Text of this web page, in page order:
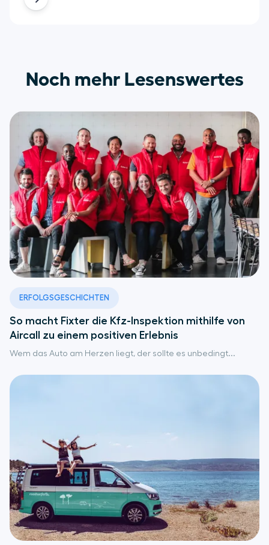
Noch mehr Lesenswertes
ERFOLGSGESCHICHTEN
So macht Fixter die Kfz-Inspektion mithilfe von
Aircall zu einem positiven Erlebnis
Wem das Auto am Herzen liegt, der sollte es unbedingt...